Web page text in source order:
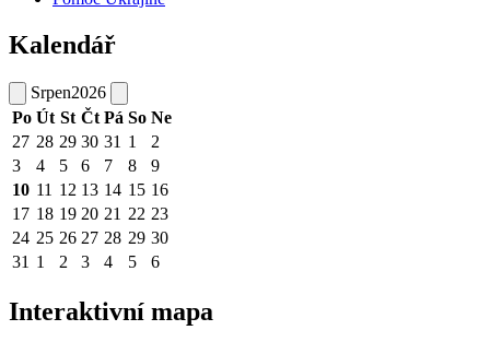
Kalendář
Srpen2026
Po Út St Čt Pá So Ne
27 28 29 30 31 1
2
3
4 5 6 7 8
9
10 11 12 13 14 15 16
17 18 19 20 21 22 23
24 25 26 27 28 29 30
31 1 2 3 4 5 6
Interaktivní mapa